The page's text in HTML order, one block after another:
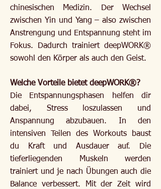
chinesischen Medizin. Der Wechsel
zwischen Yin und Yang – also zwischen
Anstrengung und Entspannung steht im
Fokus. Dadurch trainiert deepWORK®
sowohl den Körper als auch den Geist.
Welche Vorteile bietet deepWORK®?
Die Entspannungsphasen helfen dir
dabei, Stress loszulassen und
Anspannung abzubauen. In den
intensiven Teilen des Workouts baust
du Kraft und Ausdauer auf. Die
tieferliegenden Muskeln werden
trainiert und je nach Übungen auch die
Balance verbessert. Mit der Zeit wird